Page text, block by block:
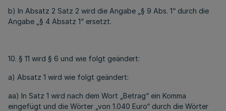
b) In Absatz 2 Satz 2 wird die Angabe „§ 9 Abs. 1“ durch die
Angabe „§ 4 Absatz 1“ ersetzt.
10. § 11 wird § 6 und wie folgt geändert:
a) Absatz 1 wird wie folgt geändert:
aa) In Satz 1 wird nach dem Wort „Betrag“ ein Komma
eingefügt und die Wörter „von 1.040 Euro“ durch die Wörter